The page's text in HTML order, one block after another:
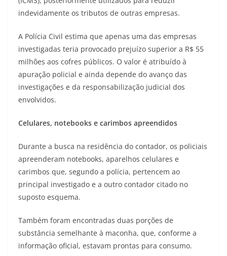
indevidamente os tributos de outras empresas.
A Polícia Civil estima que apenas uma das empresas
investigadas teria provocado prejuízo superior a R$ 55
milhões aos cofres públicos. O valor é atribuído à
apuração policial e ainda depende do avanço das
investigações e da responsabilização judicial dos
envolvidos.
Celulares, notebooks e carimbos apreendidos
Durante a busca na residência do contador, os policiais
apreenderam notebooks, aparelhos celulares e
carimbos que, segundo a polícia, pertencem ao
principal investigado e a outro contador citado no
suposto esquema.
Também foram encontradas duas porções de
substância semelhante à maconha, que, conforme a
informação oficial, estavam prontas para consumo.